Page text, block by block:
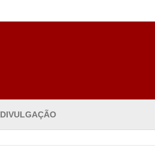
DIVULGAÇÃO